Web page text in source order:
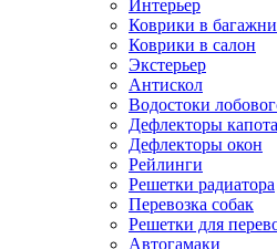
Интерьер
Коврики в
Коврики в салон
Экстерьер
Антискол
Водостоки
Дефлекторы капота
Дефлекторы окон
Рейлинги
Решетки радиатора
Перевозка собак
Решетки для
Автогамаки